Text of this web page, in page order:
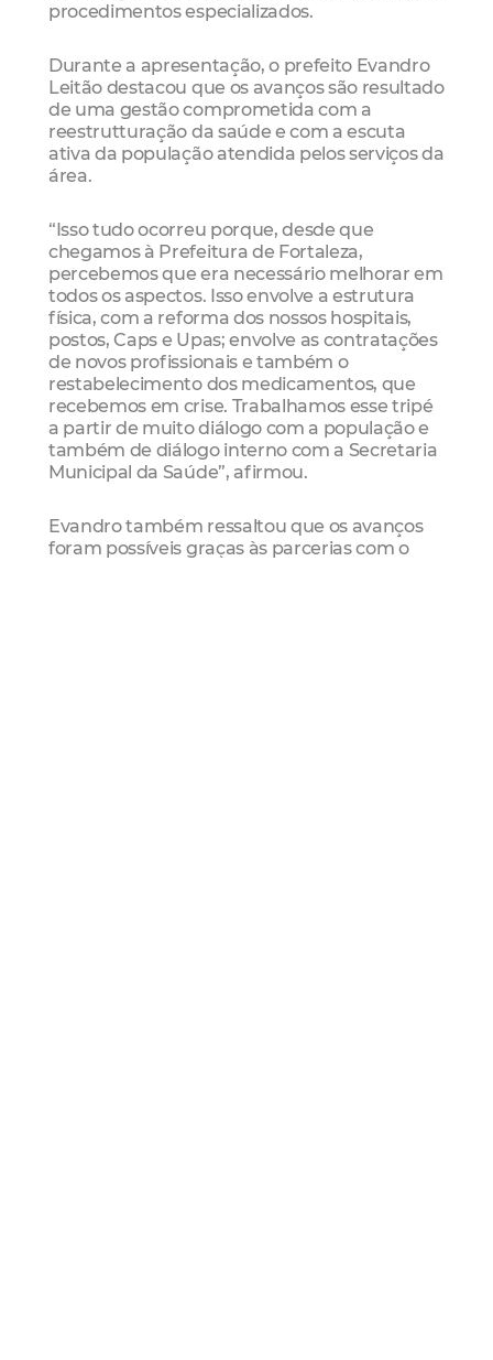
procedimentos especializados.
Durante a apresentação, o prefeito Evandro
Leitão destacou que os avanços são resultado
de uma gestão comprometida com a
reestrutturação da saúde e com a escuta
ativa da população atendida pelos serviços da
área.
“Isso tudo ocorreu porque, desde que
chegamos à Prefeitura de Fortaleza,
percebemos que era necessário melhorar em
todos os aspectos. Isso envolve a estrutura
física, com a reforma dos nossos hospitais,
postos, Caps e Upas; envolve as contratações
de novos profissionais e também o
restabelecimento dos medicamentos, que
recebemos em crise. Trabalhamos esse tripé
a partir de muito diálogo com a população e
também de diálogo interno com a Secretaria
Municipal da Saúde”, afirmou.
Evandro também ressaltou que os avanços
foram possíveis graças às parcerias com o